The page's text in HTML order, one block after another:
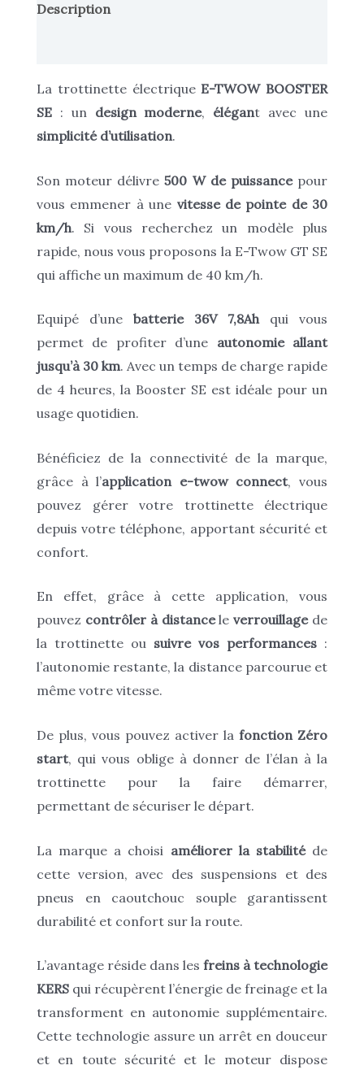
Description
La trottinette électrique E-TWOW BOOSTER
SE : un design moderne, élégant avec une
simplicité d’utilisation.
Son moteur délivre500 W de puissancepour
vous emmener à une vitesse de pointe de 30
km/h. Si vous recherchez un modèle plus
rapide, nous vous proposons la E-Twow GT SE
qui affiche un maximum de 40 km/h.
Equipé d’une batterie 36V 7,8Ahqui vous
permet de profiter d’une autonomie allant
jusqu’à 30 km. Avec un temps de charge rapide
de 4 heures, la Booster SE est idéale pour un
usage quotidien.
Bénéficiez de la connectivité de la marque,
grâce à l’application e-twow connect, vous
pouvez gérer votre trottinette électrique
depuis votre téléphone, apportant sécurité et
confort.
En effet, grâce à cette application, vous
pouvez contrôler à distanceleverrouillagede
la trottinette ou suivre vos performances :
l’autonomie restante, la distance parcourue et
même votre vitesse.
De plus, vous pouvez activer la fonction Zéro
start, qui vous oblige à donner de l’élan à la
trottinette pour la faire démarrer,
permettant de sécuriser le départ.
La marque a choisi améliorer la stabilitéde
cette version, avec des suspensions et des
pneus en caoutchouc souple garantissent
durabilité et confort sur la route.
L’avantage réside dans les freins à technologie
KERS qui récupèrent l’énergie de freinage et la
transforment en autonomie supplémentaire.
Cette technologie assure un arrêt en douceur
et en toute sécurité et le moteur dispose